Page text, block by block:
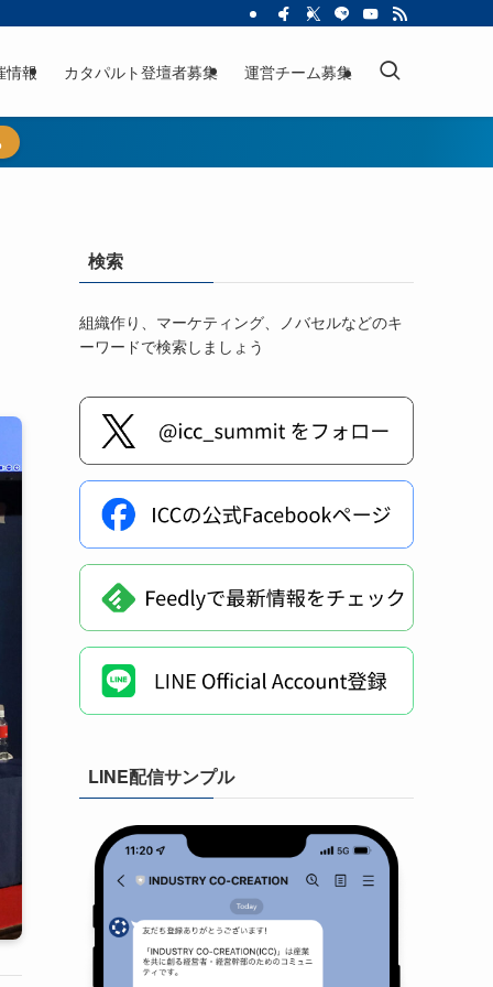
情報 カタパルト登壇者募集 運営チーム募集
検索
組織作り、マーケティング、ノバセルなどのキ
ーワードで検索しましょう
LINE配信サンプル